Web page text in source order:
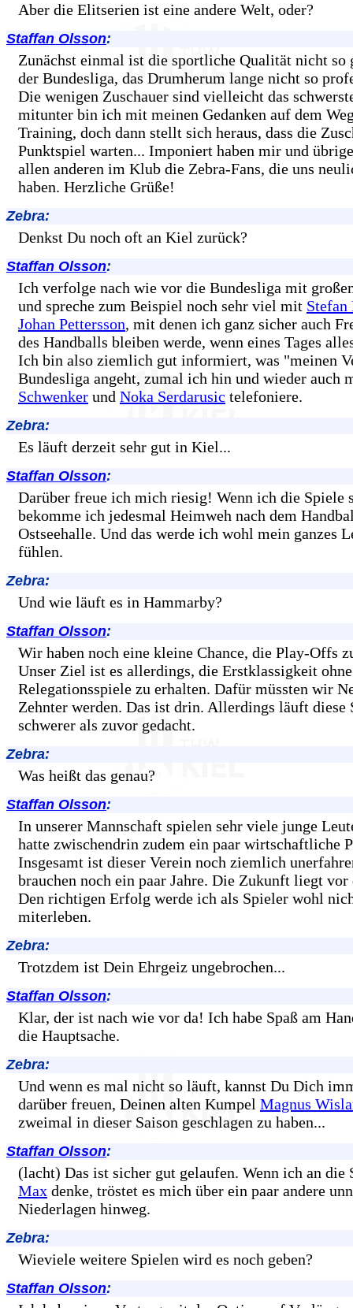
Aber die Elitserien ist eine andere Welt, oder?
Staffan Olsson:
Zunächst einmal ist die sportliche Qualität nicht so
der Bundesliga, das Drumherum lange nicht so
Die wenigen Zuschauer sind vielleicht das
mitunter bin ich mit meinen Gedanken auf dem
Training, doch dann stellt sich heraus, dass die
Punktspiel warten... Imponiert haben mir und
allen anderen im Klub die Zebra-Fans, die uns
haben. Herzliche Grüße!
Zebra:
Denkst Du noch oft an Kiel zurück?
Staffan Olsson:
Ich verfolge nach wie vor die Bundesliga mit
und spreche zum Beispiel noch sehr viel mit Stefan
Johan Pettersson, mit denen ich ganz sicher auch
des Handballs bleiben werde, wenn eines Tages
Ich bin also ziemlich gut informiert, was "meinen
Bundesliga angeht, zumal ich hin und wieder auch
Schwenker und Noka Serdarusic telefoniere.
Zebra:
Es läuft derzeit sehr gut in Kiel...
Staffan Olsson:
Darüber freue ich mich riesig! Wenn ich die Spiele
bekomme ich jedesmal Heimweh nach dem
Ostseehalle. Und das werde ich wohl mein ganzes
fühlen.
Zebra:
Und wie läuft es in Hammarby?
Staffan Olsson:
Wir haben noch eine kleine Chance, die Play-Offs
Unser Ziel ist es allerdings, die Erstklassigkeit
Relegationsspiele zu erhalten. Dafür müssten wir
Zehnter werden. Das ist drin. Allerdings läuft diese
schwerer als zuvor gedacht.
Zebra:
Was heißt das genau?
Staffan Olsson:
In unserer Mannschaft spielen sehr viele junge
hatte zwischendrin zudem ein paar wirtschaftliche
Insgesamt ist dieser Verein noch ziemlich
brauchen noch ein paar Jahre. Die Zukunft liegt
Den richtigen Erfolg werde ich als Spieler wohl
miterleben.
Zebra:
Trotzdem ist Dein Ehrgeiz ungebrochen...
Staffan Olsson:
Klar, der ist nach wie vor da! Ich habe Spaß am
die Hauptsache.
Zebra:
Und wenn es mal nicht so läuft, kannst Du Dich
darüber freuen, Deinen alten Kumpel Magnus
zweimal in dieser Saison geschlagen zu haben...
Staffan Olsson:
(lacht) Das ist sicher gut gelaufen. Wenn ich an die
Max denke, tröstet es mich über ein paar andere
Niederlagen hinweg.
Zebra:
Wieviele weitere Spielen wird es noch geben?
Staffan Olsson: